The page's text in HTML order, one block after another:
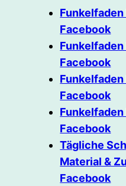
Facebook
Facebook
Funkelfaden
Facebook
Facebook
Tägliche
Material &
Facebook